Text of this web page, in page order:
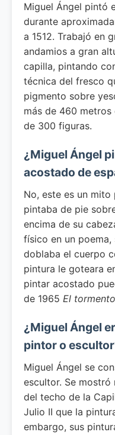
Miguel Ángel pintó
durante
a 1512. Trabajó en
andamios a gran
capilla, pintando
técnica del fresco
pigmento sobre
más de 460
de 300 figuras.
¿Miguel Ángel
acostado de
No, este es un mito
pintaba de pie
encima de su
físico en un
doblaba el cuerpo
pintura le goteara
pintar acostado
de 1965 El
¿Miguel Ángel
pintor o
Miguel Ángel se
escultor. Se
del techo de la
Julio II que la
embargo, sus